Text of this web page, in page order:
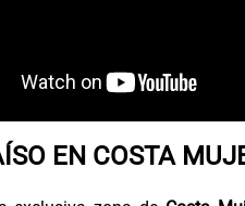
EN COSTA